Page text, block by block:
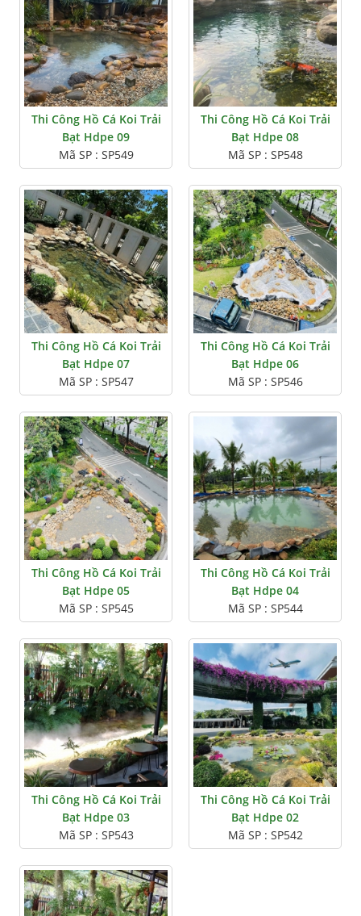
Thi Công Hồ Cá Koi Trải
Bạt Hdpe 09
Mã SP : SP549
Thi Công Hồ Cá Koi Trải
Bạt Hdpe 08
Mã SP : SP548
Thi Công Hồ Cá Koi Trải
Bạt Hdpe 07
Mã SP : SP547
Thi Công Hồ Cá Koi Trải
Bạt Hdpe 06
Mã SP : SP546
Thi Công Hồ Cá Koi Trải
Bạt Hdpe 05
Mã SP : SP545
Thi Công Hồ Cá Koi Trải
Bạt Hdpe 04
Mã SP : SP544
Thi Công Hồ Cá Koi Trải
Bạt Hdpe 03
Mã SP : SP543
Thi Công Hồ Cá Koi Trải
Bạt Hdpe 02
Mã SP : SP542